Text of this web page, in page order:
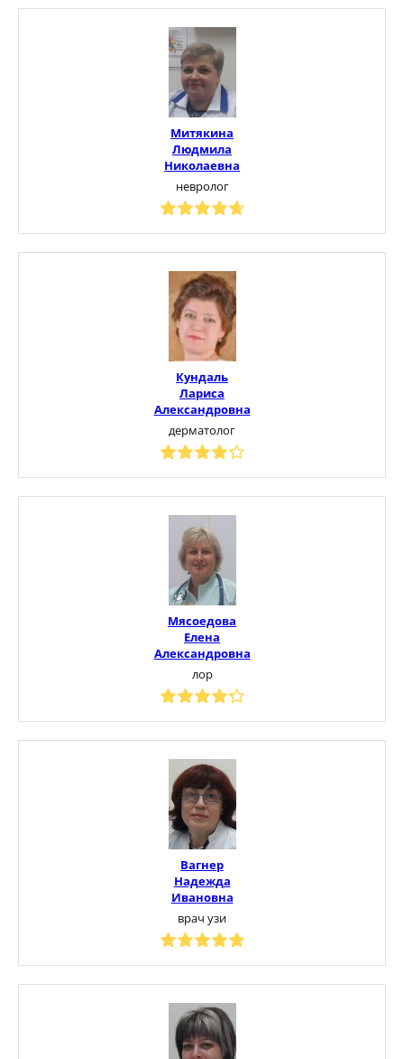
Митякина
Людмила
Николаевна
невролог
Кундаль
Лариса
Александровна
дерматолог
Мясоедова
Елена
Александровна
лор
Вагнер
Надежда
Ивановна
врач узи